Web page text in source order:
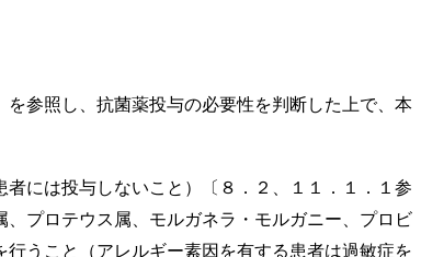
には投与しないこと）〔８．２、１１．１．１参
うこと（アレルギー素因を有する患者は過敏症を
参照し、抗菌薬投与の必要性を判断した上で、本
プロテウス属、モルガネラ・モルガニー、プロビ